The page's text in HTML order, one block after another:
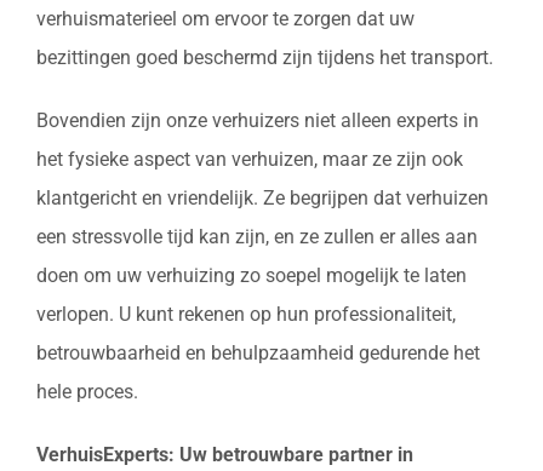
verhuismaterieel om ervoor te zorgen dat uw
bezittingen goed beschermd zijn tijdens het transport.
Bovendien zijn onze verhuizers niet alleen experts in
het fysieke aspect van verhuizen, maar ze zijn ook
klantgericht en vriendelijk. Ze begrijpen dat verhuizen
een stressvolle tijd kan zijn, en ze zullen er alles aan
doen om uw verhuizing zo soepel mogelijk te laten
verlopen. U kunt rekenen op hun professionaliteit,
betrouwbaarheid en behulpzaamheid gedurende het
hele proces.
VerhuisExperts: Uw betrouwbare partner in